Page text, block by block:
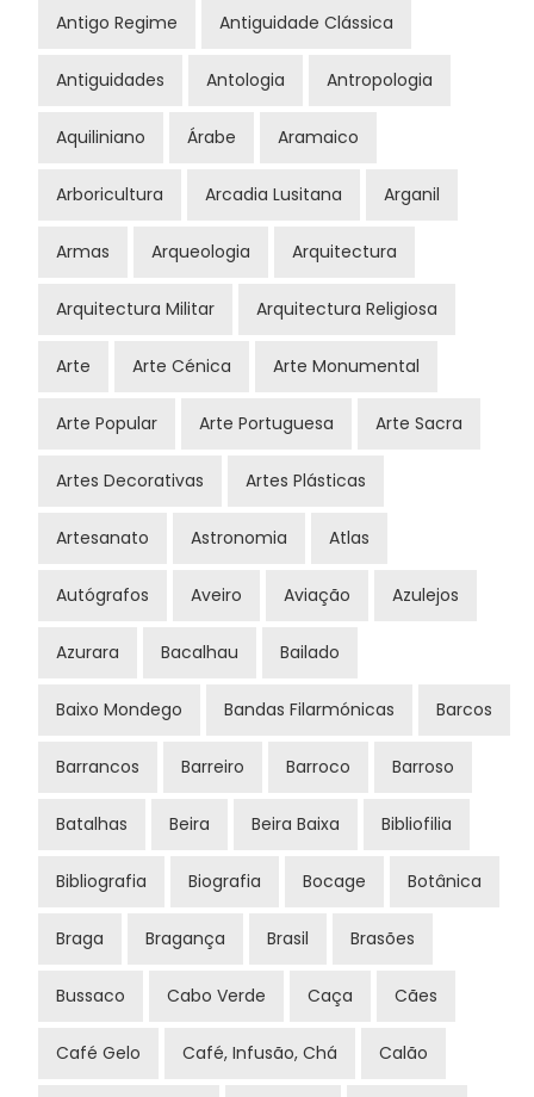
Antigo Regime Antiguidade Clássica
Antiguidades Antologia Antropologia
Aquiliniano Árabe Aramaico
Arboricultura Arcadia Lusitana Arganil
Armas Arqueologia Arquitectura
Arquitectura Militar Arquitectura Religiosa
Arte Arte Cénica Arte Monumental
Arte Popular Arte Portuguesa Arte Sacra
Artes Decorativas Artes Plásticas
Artesanato Astronomia Atlas
Autógrafos Aveiro Aviação Azulejos
Azurara Bacalhau Bailado
Baixo Mondego Bandas Filarmónicas Barcos
Barrancos Barreiro Barroco Barroso
Batalhas Beira Beira Baixa Bibliofilia
Bibliografia Biografia Bocage Botânica
Braga Bragança Brasil Brasões
Bussaco Cabo Verde Caça Cães
Café Gelo Café, Infusão, Chá Calão